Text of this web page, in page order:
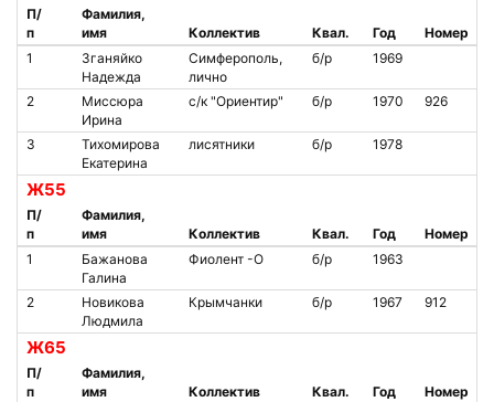
П/
п
Фамилия,
имя
Коллектив Квал. Год
Номер
1
Зганяйко
Надежда
Симферополь,
лично
б/р 1969
2
Миссюра
Ирина
с/к "Ориентир" б/р 1970 926
3
Тихомирова
Екатерина
лисятники б/р 1978
Ж55
П/
п
Фамилия,
имя
Коллектив Квал. Год
Номер
1
Бажанова
Галина
Фиолент -О б/р 1963
2
Новикова
Людмила
Крымчанки б/р 1967 912
Ж65
П/
п
Фамилия,
имя
Коллектив Квал. Год
Номер